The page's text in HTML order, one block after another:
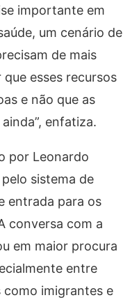
importante em
um cenário de
de mais
esses recursos
e não que as
enfatiza.
por Leonardo
sistema de
entrada para os
conversa com a
em maior procura
entre
como imigrantes e